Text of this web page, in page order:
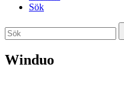
Sök
Winduo